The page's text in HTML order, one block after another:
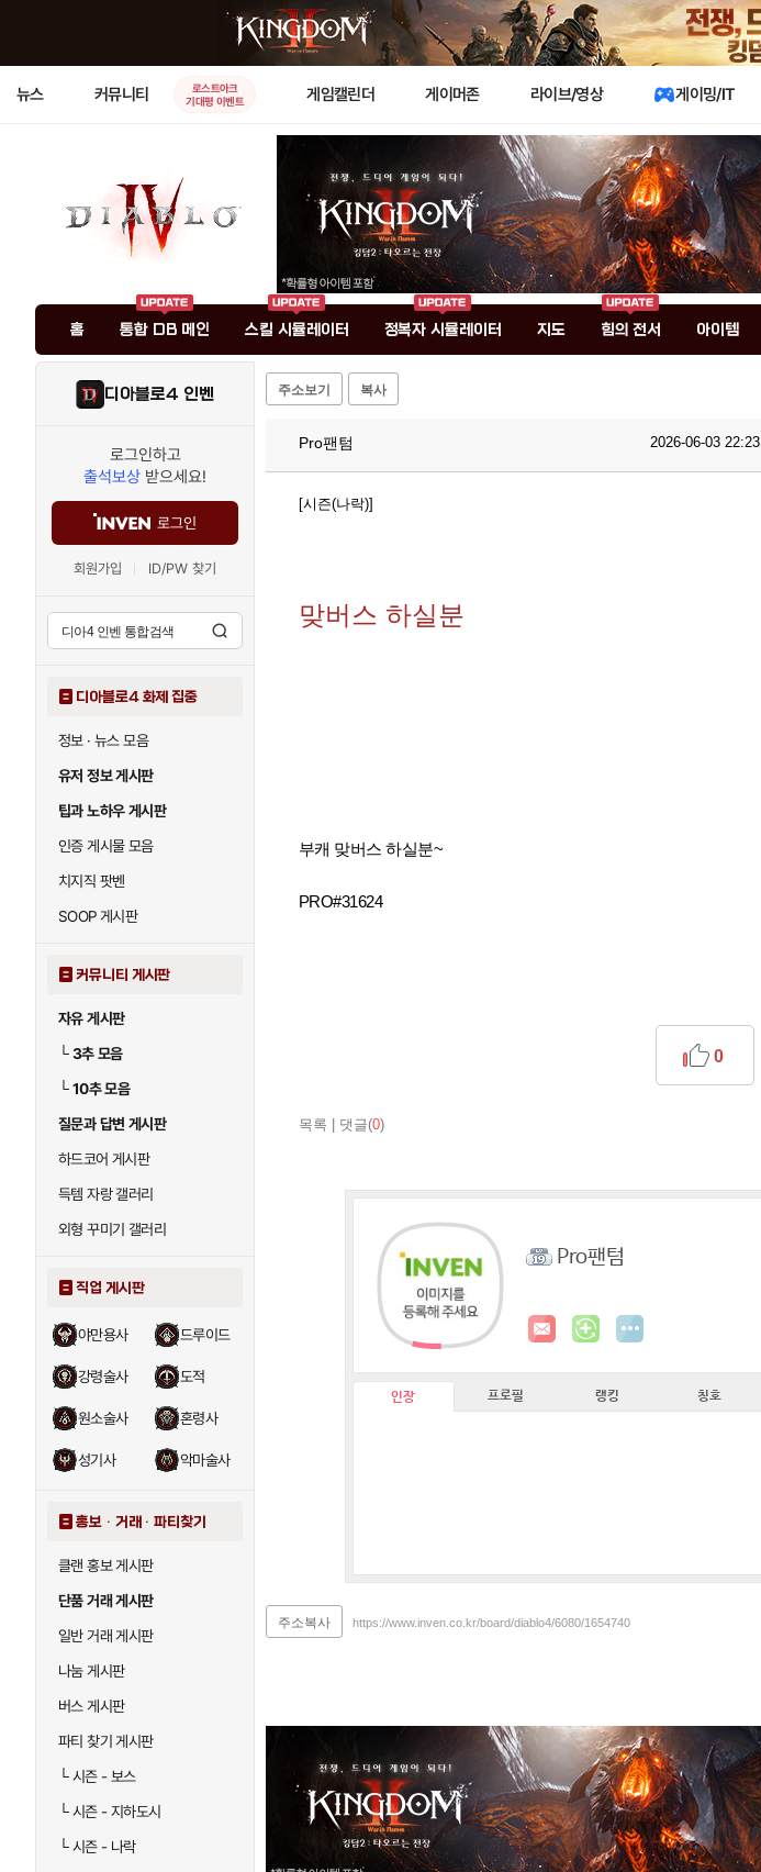
뉴스 커뮤니티
로스트아크
기대평 이벤트
게임캘린더 게이머존 라이브/영상 게이밍/IT
홈 통합 DB 메인 스킬 시뮬레이터 정복자 시뮬레이터 지도 힘의 전서 아이템
디아블로4 인벤
로그인하고
출석보상 받으세요!
로그인
회원가입 ID/PW 찾기
디아블로4 화제 집중
정보 · 뉴스 모음
유저 정보 게시판
팁과 노하우 게시판
인증 게시물 모음
치지직 팟벤
SOOP 게시판
커뮤니티 게시판
자유 게시판
└3추 모음
└10추 모음
질문과 답변 게시판
하드코어 게시판
득템 자랑 갤러리
외형 꾸미기 갤러리
직업 게시판
야만용사 드루이드
강령술사 도적
원소술사 혼령사
성기사 악마술사
홍보 · 거래 · 파티찾기
클랜 홍보 게시판
단품 거래 게시판
일반 거래 게시판
나눔 게시판
버스 게시판
파티 찾기 게시판
└시즌 - 보스
└시즌 - 지하도시
└시즌 - 나락
주소보기 복사
Pro팬텀 2026-06-03 22:23
[시즌(나락)]
맞버스 하실분
부캐 맞버스 하실분~
PRO#31624
목록 댓글(0)
0
Pro팬텀
인장 프로필 랭킹 칭호
주소복사 https://www.inven.co.kr/board/diablo4/6080/1654740